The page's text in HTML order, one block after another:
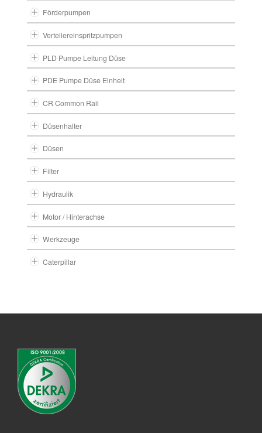
Förderpumpen
Verteilereinspritzpumpen
PLD Pumpe Leitung Düse
PDE Pumpe Düse Einheit
CR Common Rail
Düsenhalter
Düsen
Filter
Hydraulik
Motor / Hinterachse
Werkzeuge
Caterpillar